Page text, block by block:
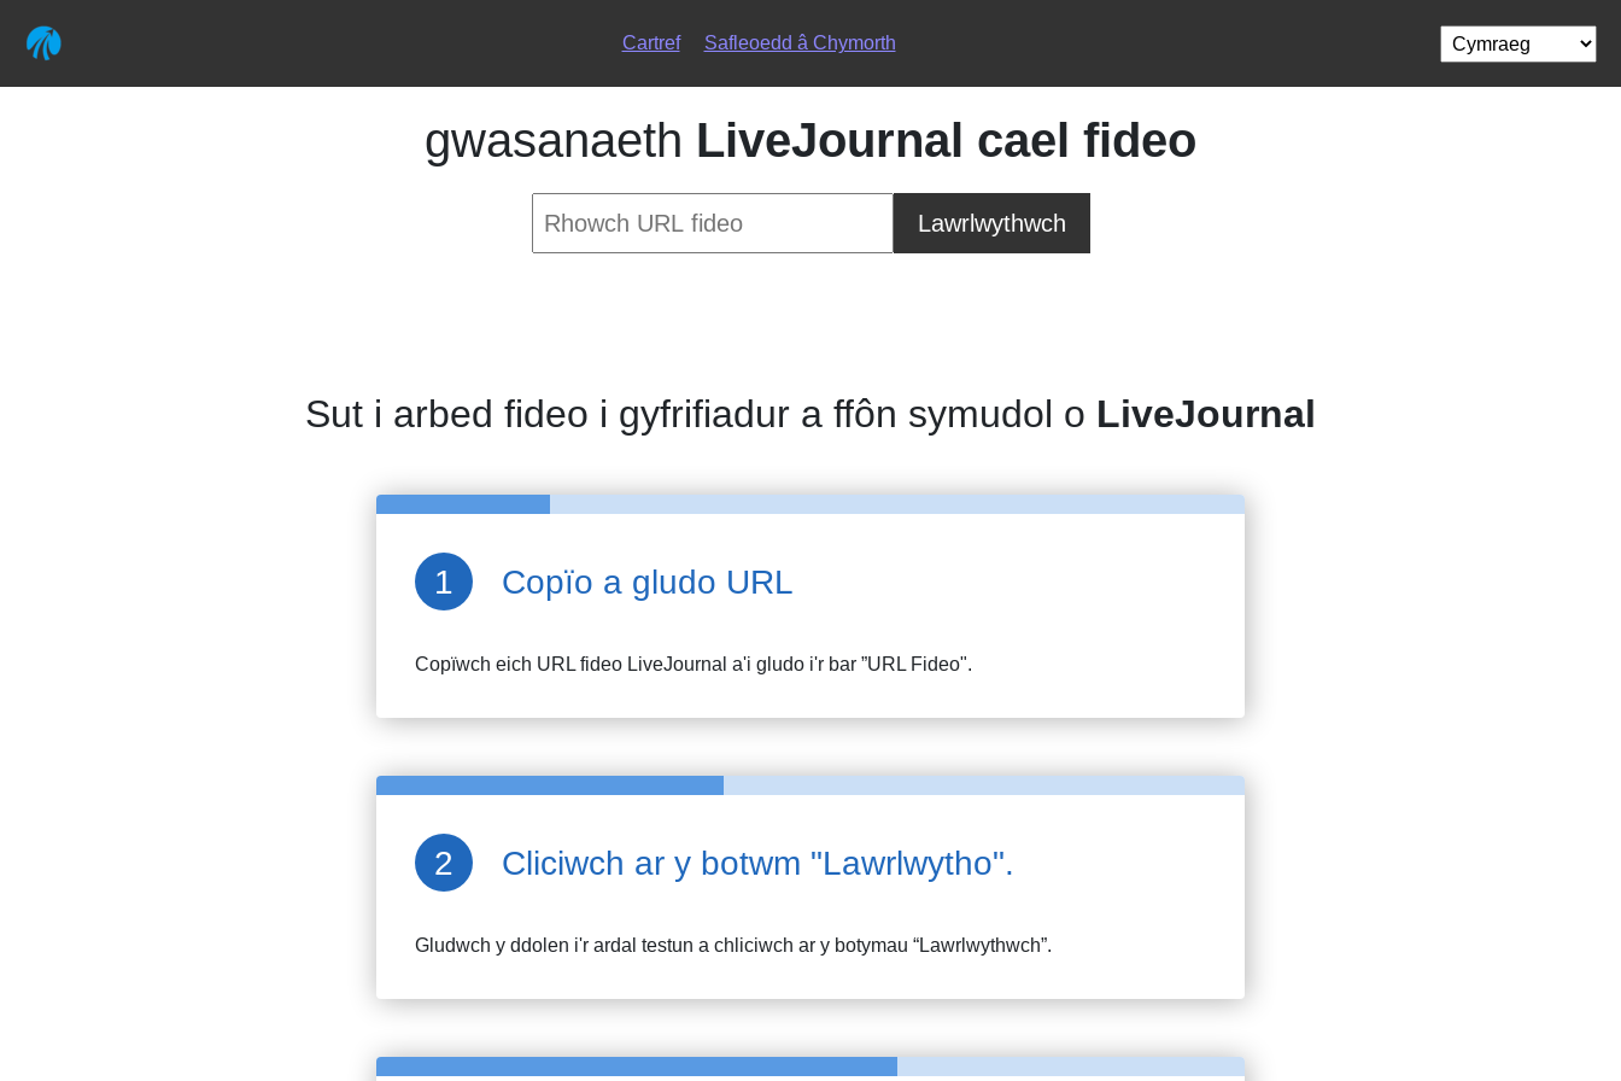
Cartref Safleoedd â Chymorth
gwasanaeth LiveJournal cael fideo
Lawrlwythwch
Sut i arbed fideo i gyfrifiadur a ffôn symudol o LiveJournal
Copïo a gludo URL
Copïwch eich URL fideo LiveJournal a'i gludo i'r bar ”URL Fideo".
Cliciwch ar y botwm "Lawrlwytho".
Gludwch y ddolen i'r ardal testun a chliciwch ar y botymau “Lawrlwythwch”.